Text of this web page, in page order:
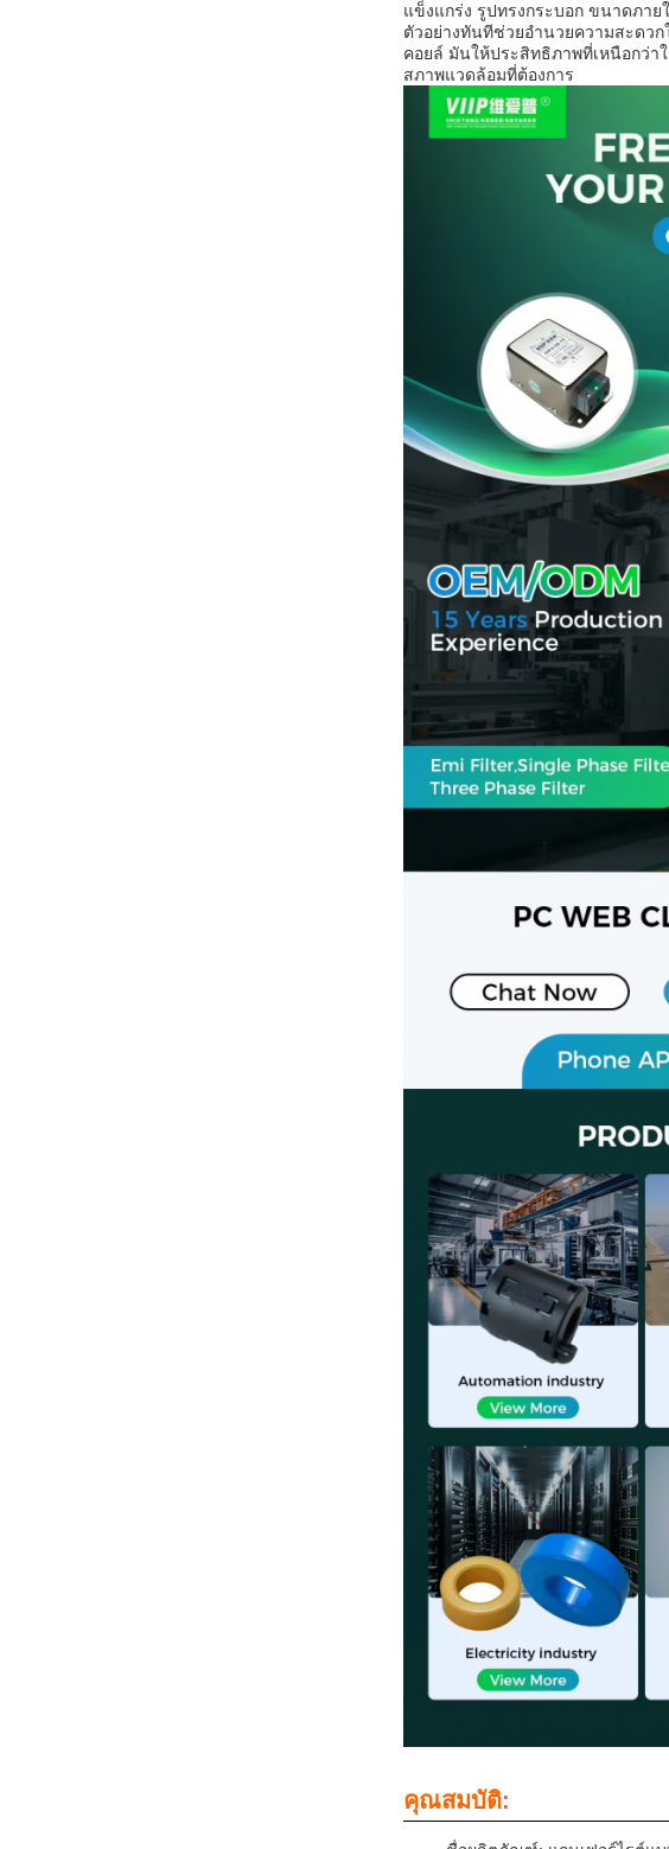
แข็งแกร่ง รูปทรงกระบอก ขนาดภา
ตัวอย่างทันทีช่วยอำนวยความสะด
คอยล์ มันให้ประสิทธิภาพที่เหนือกว่า
สภาพแวดล้อมที่ต้องการ
คุณสมบัติ: